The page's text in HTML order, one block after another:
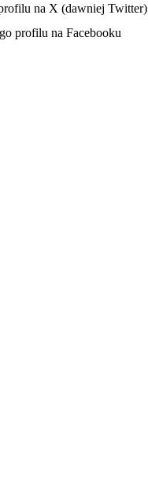
na X (dawniej Twitter)
karcie
profilu na Facebooku